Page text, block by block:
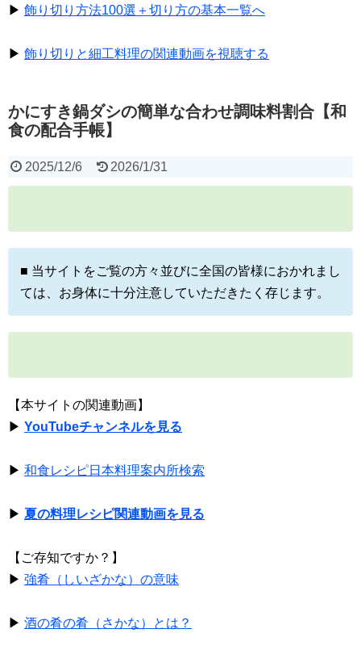
▶ 飾り切り方法100選＋切り方の基本一覧へ
▶ 飾り切りと細工料理の関連動画を視聴する
かにすき鍋ダシの簡単な合わせ調味料割合【和
食の配合手帳】
2025/12/6 2026/1/31
■ 当サイトをご覧の方々並びに全国の皆様におかれまし
ては、お身体に十分注意していただきたく存じます。
【本サイトの関連動画】
▶ YouTubeチャンネルを見る
▶ 和食レシピ日本料理案内所検索
▶ 夏の料理レシピ関連動画を見る
【ご存知ですか？】
▶ 強肴（しいざかな）の意味
▶ 酒の肴の肴（さかな）とは？